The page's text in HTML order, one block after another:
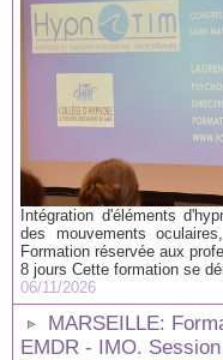
Intégration d'éléments
des mouvements
Formation réservée aux
8 jours Cette formation se
06/11/2026
MARSEILLE:
EMDR - IMO.